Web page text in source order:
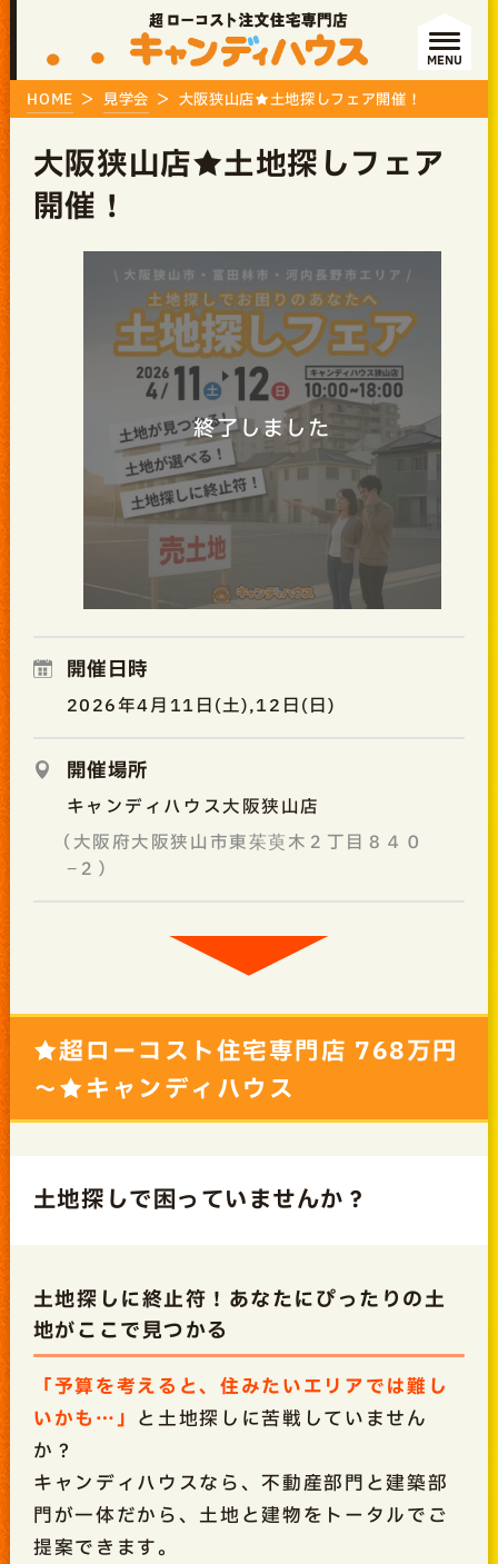
MENU
HOME 見学会 大阪狭山店★土地探しフェア開催！
大阪狭山店★土地探しフェア
開催！
終了しました
開催日時
2026年4月11日(土),12日(日)
開催場所
キャンディハウス大阪狭山店
（大阪府大阪狭山市東茱萸木２丁目８４０
−２）
★超ローコスト住宅専門店 768万円
～★キャンディハウス
土地探しで困っていませんか？
土地探しに終止符！あなたにぴったりの土
地がここで見つかる
「予算を考えると、住みたいエリアでは難し
いかも…」 と土地探しに苦戦していません
か？
キャンディハウスなら、不動産部門と建築部
門が一体だから、土地と建物をトータルでご
提案できます。